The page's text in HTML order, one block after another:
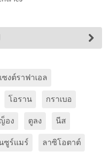
ซงต์ราฟาเอล
โอราน กราเบอ
อง ตูลง นีส
ซูร์แมร์ ลาซิโอตาต์